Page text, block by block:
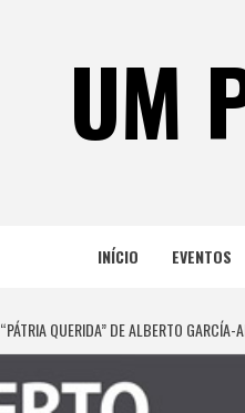
UM
INÍCIO EVENTOS
“PÁTRIA QUERIDA” DE ALBERTO GARCÍA-